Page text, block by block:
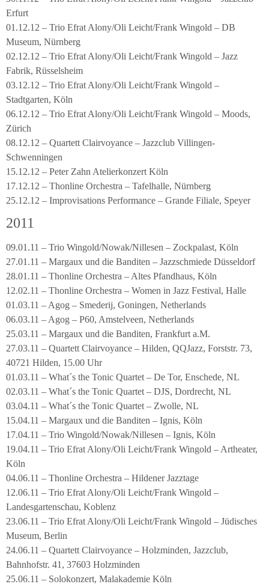
Erfurt
01.12.12 – Trio Efrat Alony/Oli Leicht/Frank Wingold – DB
Museum, Nürnberg
02.12.12 – Trio Efrat Alony/Oli Leicht/Frank Wingold – Jazz
Fabrik, Rüsselsheim
03.12.12 – Trio Efrat Alony/Oli Leicht/Frank Wingold –
Stadtgarten, Köln
06.12.12 – Trio Efrat Alony/Oli Leicht/Frank Wingold – Moods,
Zürich
08.12.12 – Quartett Clairvoyance – Jazzclub Villingen-
Schwenningen
15.12.12 – Peter Zahn Atelierkonzert Köln
17.12.12 – Thonline Orchestra – Tafelhalle, Nürnberg
25.12.12 – Improvisations Performance – Grande Filiale, Speyer
2011
09.01.11 – Trio Wingold/Nowak/Nillesen – Zockpalast, Köln
27.01.11 – Margaux und die Banditen – Jazzschmiede Düsseldorf
28.01.11 – Thonline Orchestra – Altes Pfandhaus, Köln
12.02.11 – Thonline Orchestra – Women in Jazz Festival, Halle
01.03.11 – Agog – Smederij, Goningen, Netherlands
06.03.11 – Agog – P60, Amstelveen, Netherlands
25.03.11 – Margaux und die Banditen, Frankfurt a.M.
27.03.11 – Quartett Clairvoyance – Hilden, QQJazz, Forststr. 73,
40721 Hilden, 15.00 Uhr
01.03.11 – What´s the Tonic Quartet – De Tor, Enschede, NL
02.03.11 – What´s the Tonic Quartet – DJS, Dordrecht, NL
03.04.11 – What´s the Tonic Quartet – Zwolle, NL
15.04.11 – Margaux und die Banditen – Ignis, Köln
17.04.11 – Trio Wingold/Nowak/Nillesen – Ignis, Köln
19.04.11 – Trio Efrat Alony/Oli Leicht/Frank Wingold – Artheater,
Köln
04.06.11 – Thonline Orchestra – Hildener Jazztage
12.06.11 – Trio Efrat Alony/Oli Leicht/Frank Wingold –
Landesgartenschau, Koblenz
23.06.11 – Trio Efrat Alony/Oli Leicht/Frank Wingold – Jüdisches
Museum, Berlin
24.06.11 – Quartett Clairvoyance – Holzminden, Jazzclub,
Bahnhofstr. 41, 37603 Holzminden
25.06.11 – Solokonzert, Malakademie Köln